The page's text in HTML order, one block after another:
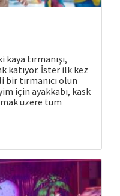
tırmanışı,
katıyor. İster ilk kez
tırmanıcı olun
için ayakkabı, kask
üzere tüm